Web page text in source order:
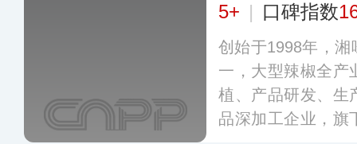
5+ | 口碑指数
创始于1998年，
一，大型辣椒全产
植、产品研发、生
品深加工企业，旗